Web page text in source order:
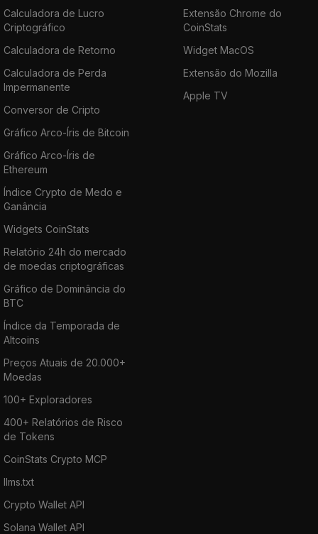
Calculadora de Lucro
Criptográfico
Calculadora de Retorno
Calculadora de Perda
Impermanente
Conversor de Cripto
Gráfico Arco-Íris de Bitcoin
Gráfico Arco-Íris de
Ethereum
Índice Crypto de Medo e
Ganância
Widgets CoinStats
Relatório 24h do mercado
de moedas criptográficas
Gráfico de Dominância do
BTC
Índice da Temporada de
Altcoins
Preços Atuais de 20.000+
Moedas
100+ Exploradores
400+ Relatórios de Risco
de Tokens
CoinStats Crypto MCP
llms.txt
Crypto Wallet API
Solana Wallet API
Extensão Chrome do
CoinStats
Widget MacOS
Extensão do Mozilla
Apple TV